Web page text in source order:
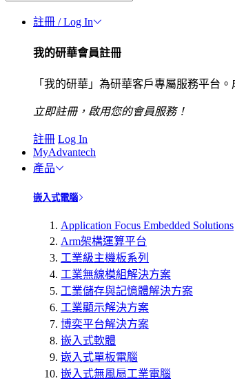
註冊 / Log In
我的研華會員註冊
「我的研華」為研華客戶專屬服務平台
立即註冊，啟用您的會員服務！
註冊 Log In
MyAdvantech
產品
嵌入式電腦
Application Focus Embedded Solutions
Arm架構運算平台
工業級主機板系列
工業無線模組解決方案
工業儲存與記憶體解決方案
工業顯示解決方案
博奕平台解決方案
嵌入式軟體
嵌入式單板電腦
嵌入式無風扇工業電腦